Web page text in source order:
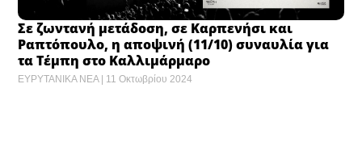
Σε ζωντανή μετάδοση, σε Καρπενήσι και
Ραπτόπουλο, η αποψινή (11/10) συναυλία για
τα Τέμπη στο Καλλιμάρμαρο
ΕΥΡΥΤΑΝΙΚΑ ΝΕΑ 11 Οκτωβρίου 2024